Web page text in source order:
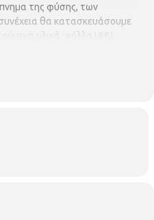
της φύσης, των
θα κατασκευάσουμε
υλικά : κόλλα UHU,
δωρεάν.
του Δικτύου